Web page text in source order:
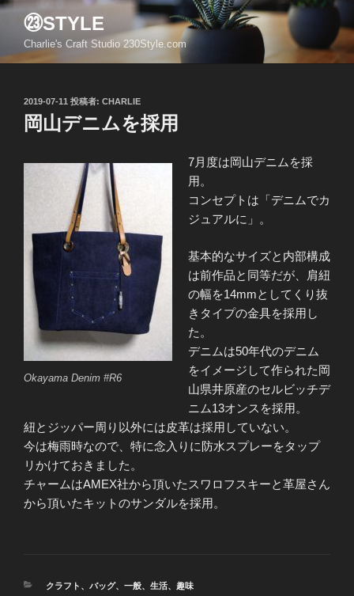
コ
ン
㉓STYLE
Charlie's Craft Studio 230Style.com
投
稿
日:
2019-07-11 投稿者: CHARLIE
岡山デニムを採用
Okayama Denim #R6
7月度は岡山デニムを採
用。
コンセプトは「デニムでカ
ジュアルに」。
基本的なサイズと内部構成
は前作品と同等だが、肩紐
の幅を14mmとしてくり抜
きタイプの金具を採用し
た。
デニムは50年代のデニム
をイメージして作られた岡
山県井原産のセルビッチデ
ニム13オンスを採用。
紐とジッパー周り以外には皮革は採用していない。
今は梅雨時なので、特に念入りに防水スプレーをタップ
リかけておきました。
チャームはAMEX社から頂いたスワロフスキーと革屋さん
から頂いたキットのサンダルを採用。
カ
クラフト 、 バッグ、 一般、 生活、 趣味